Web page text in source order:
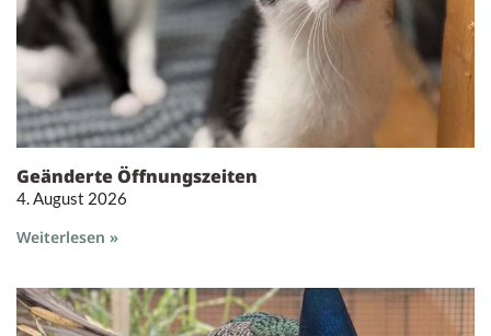
Geänderte Öffnungszeiten
4. August 2026
Weiterlesen »